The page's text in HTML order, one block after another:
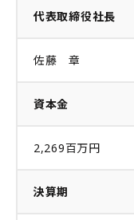
代表取締役社長
佐藤 章
資本金
2,269百万円
決算期